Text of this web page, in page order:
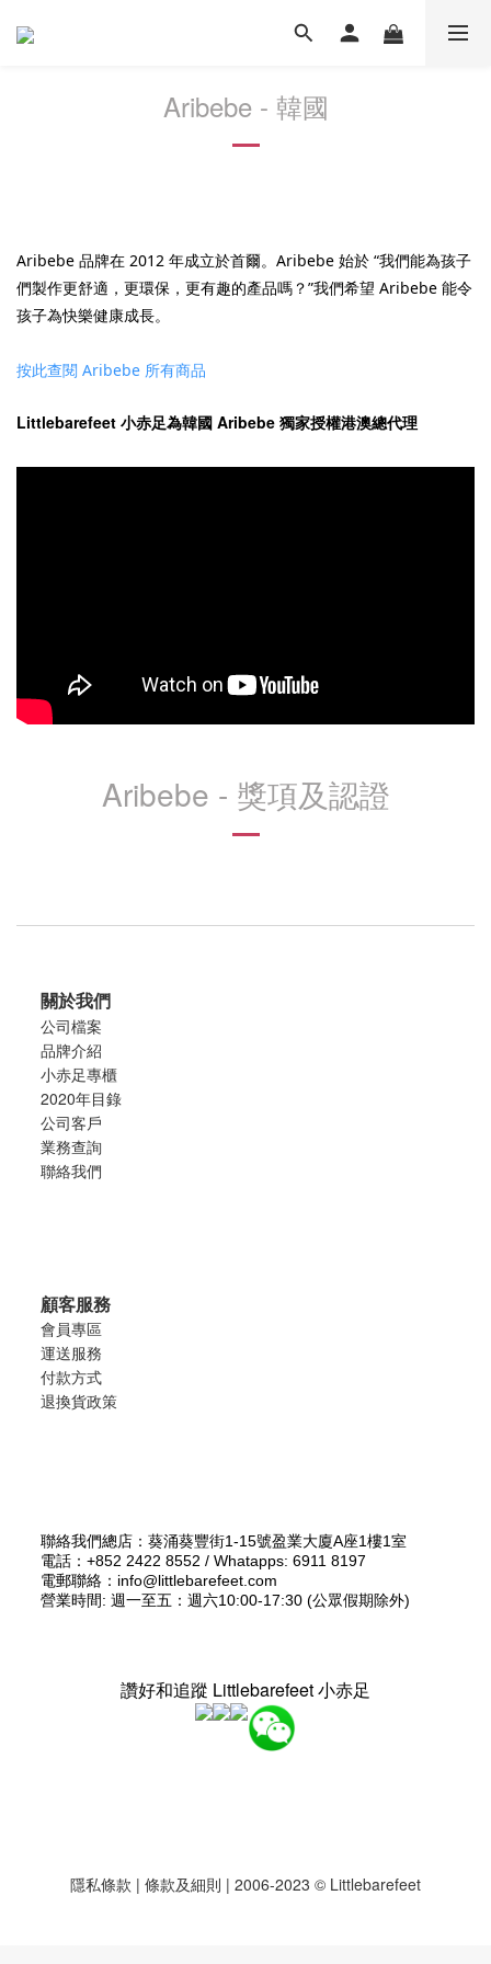
Aribebe - 韓國
Aribebe 品牌在 2012 年成立於首爾。Aribebe 始於 “我們能為孩子
們製作更舒適，更環保，更有趣的產品嗎？”我們希望 Aribebe 能令
孩子為快樂健康成長。
按此查閱 Aribebe 所有商品
Littlebarefeet 小赤足為韓國 Aribebe 獨家授權港澳總代理
Aribebe - 獎項及認證
關於我們
公司檔案
品牌介紹
小赤足專櫃
2020年目錄
公司客戶
業務查詢
聯絡我們
顧客服務
會員專區
運送服務
付款方式
退換貨政策
聯絡我們總店：葵涌葵豐街1-15號盈業大廈A座1樓1室
電話：+852 2422 8552 / Whatapps: 6911 8197
電郵聯絡：info@littlebarefeet.com
營業時間: 週一至五：週六10:00-17:30 (公眾假期除外)
讚好和追蹤 Littlebarefeet 小赤足
隱私條款 | 條款及細則 | 2006-2023 © Littlebarefeet